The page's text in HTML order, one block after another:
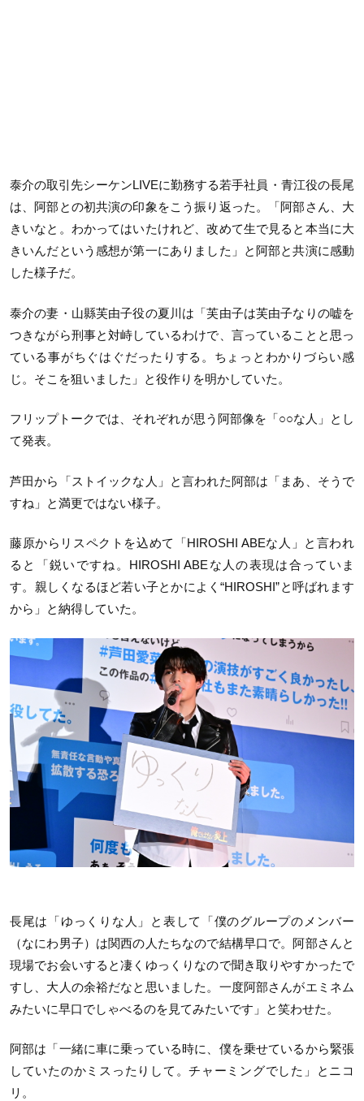
泰介の取引先シーケンLIVEに勤務する若手社員・青江役の長尾
は、阿部との初共演の印象をこう振り返った。「阿部さん、大
きいなと。わかってはいたけれど、改めて生で見ると本当に大
きいんだという感想が第一にありました」と阿部と共演に感動
した様子だ。
泰介の妻・山縣芙由子役の夏川は「芙由子は芙由子なりの嘘を
つきながら刑事と対峙しているわけで、言っていることと思っ
ている事がちぐはぐだったりする。ちょっとわかりづらい感
じ。そこを狙いました」と役作りを明かしていた。
フリップトークでは、それぞれが思う阿部像を「○○な人」とし
て発表。
芦田から「ストイックな人」と言われた阿部は「まあ、そうで
すね」と満更ではない様子。
藤原からリスペクトを込めて「HIROSHI ABEな人」と言われ
ると「鋭いですね。HIROSHI ABEな人の表現は合っていま
す。親しくなるほど若い子とかによく“HIROSHI”と呼ばれます
から」と納得していた。
長尾は「ゆっくりな人」と表して「僕のグループのメンバー
（なにわ男子）は関西の人たちなので結構早口で。阿部さんと
現場でお会いすると凄くゆっくりなので聞き取りやすかったで
すし、大人の余裕だなと思いました。一度阿部さんがエミネム
みたいに早口でしゃべるのを見てみたいです」と笑わせた。
阿部は「一緒に車に乗っている時に、僕を乗せているから緊張
していたのかミスったりして。チャーミングでした」とニコ
リ。